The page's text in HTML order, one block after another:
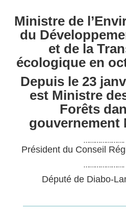
Ministre de
du
et de la
écologique en
Depuis le 23
est Ministre
Forêts
gouvernement
………………….
Président du Conseil
………………….
Député de Diabo-